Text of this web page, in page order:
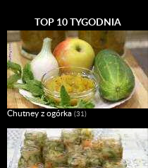
TOP 10 TYGODNIA
Chutney z ogórka (31)